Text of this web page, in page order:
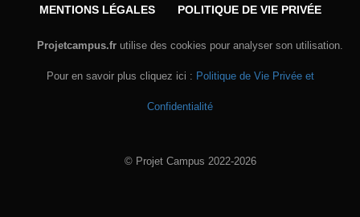
MENTIONS LÉGALES POLITIQUE DE VIE PRIVÉE
Projetcampus.fr utilise des cookies pour analyser son utilisation.
Pour en savoir plus cliquez ici : Politique de Vie Privée et
Confidentialité
© Projet Campus 2022-2026